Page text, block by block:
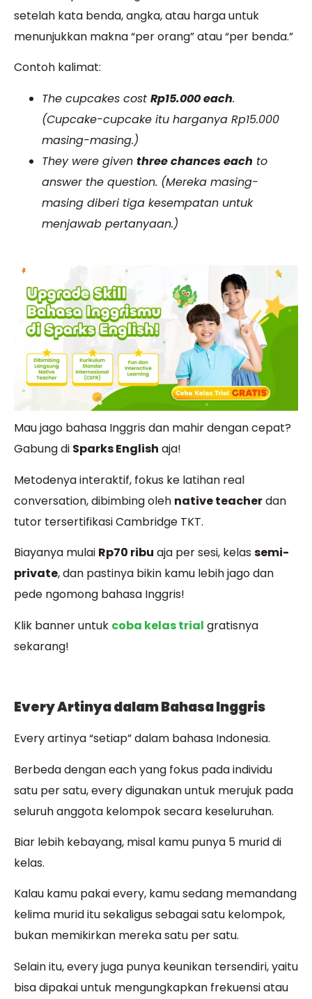
setelah kata benda, angka, atau harga untuk
menunjukkan makna “per orang” atau “per benda.”
Contoh kalimat:
The cupcakes cost Rp15.000 each.
(Cupcake-cupcake itu harganya Rp15.000
masing-masing.)
They were given three chances each to
answer the question. (Mereka masing-
masing diberi tiga kesempatan untuk
menjawab pertanyaan.)
Mau jago bahasa Inggris dan mahir dengan cepat?
Gabung di Sparks English aja!
Metodenya interaktif, fokus ke latihan real
conversation, dibimbing oleh native teacherdan
tutor tersertifikasi Cambridge TKT.
Biayanya mulai Rp70 ribu aja per sesi, kelas semi-
private, dan pastinya bikin kamu lebih jago dan
pede ngomong bahasa Inggris!
Klik banner untuk coba kelas trial gratisnya
sekarang!
Every Artinya dalam Bahasa Inggris
Every artinya “setiap” dalam bahasa Indonesia.
Berbeda dengan each yang fokus pada individu
satu per satu, every digunakan untuk merujuk pada
seluruh anggota kelompok secara keseluruhan.
Biar lebih kebayang, misal kamu punya 5 murid di
kelas.
Kalau kamu pakai every, kamu sedang memandang
kelima murid itu sekaligus sebagai satu kelompok,
bukan memikirkan mereka satu per satu.
Selain itu, every juga punya keunikan tersendiri, yaitu
bisa dipakai untuk mengungkapkan frekuensi atau